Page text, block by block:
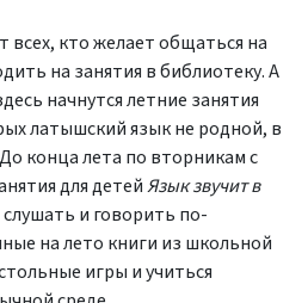
кто желает общаться на
на занятия в библиотеку. А
начнутся летние занятия
латышский язык не родной, в
конца лета по вторникам с
для детейЯзык звучит в
слушать и говорить по-
на лето книги из школьной
игры и учиться